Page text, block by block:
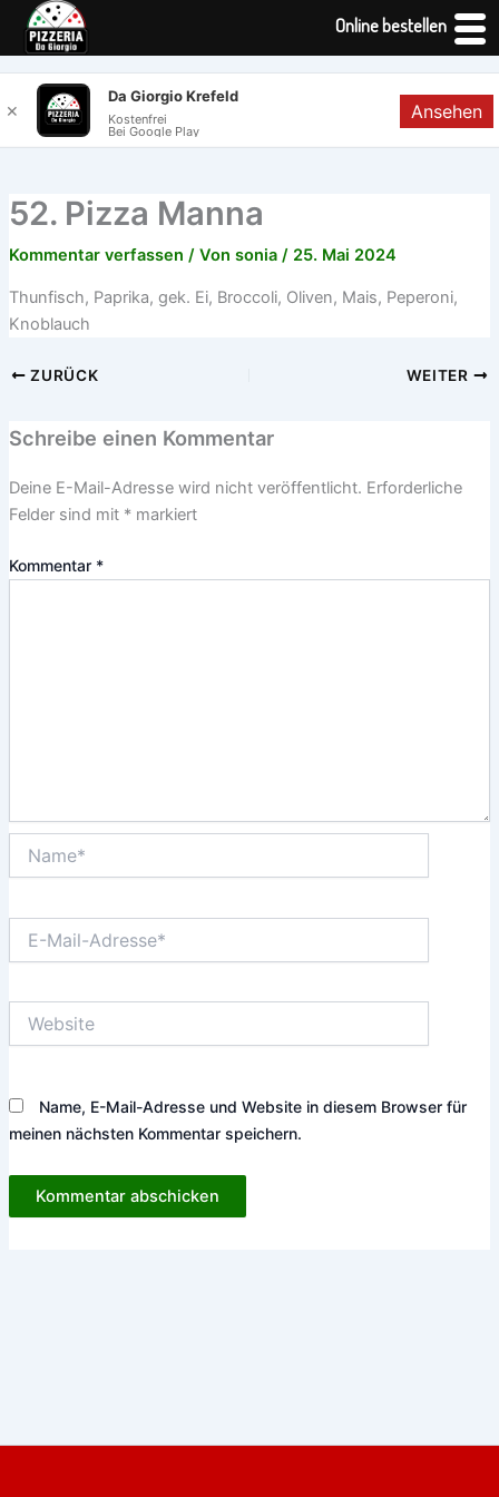
Inhalt
springen
52. Pizza Manna
Kommentar verfassen / Von sonia / 25. Mai 2024
Thunfisch, Paprika, gek. Ei, Broccoli, Oliven, Mais, Peperoni,
Knoblauch
ZURÜCK WEITER
Schreibe einen Kommentar
Deine E-Mail-Adresse wird nicht veröffentlicht. Erforderliche
Felder sind mit *markiert
Kommentar *
Mail-
Name, E-Mail-Adresse und Website in diesem Browser für
meinen nächsten Kommentar speichern.
Online bestellen
✕
Da Giorgio Krefeld
Kostenfrei
Bei Google Play
Ansehen